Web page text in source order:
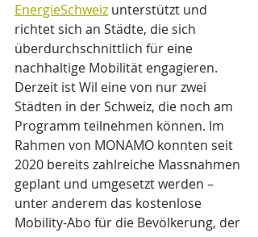
EnergieSchweiz unterstützt und
richtet sich an Städte, die sich
überdurchschnittlich für eine
nachhaltige Mobilität engagieren.
Derzeit ist Wil eine von nur zwei
Städten in der Schweiz, die noch am
Programm teilnehmen können. Im
Rahmen von MONAMO konnten seit
2020 bereits zahlreiche Massnahmen
geplant und umgesetzt werden –
unter anderem das kostenlose
Mobility-Abo für die Bevölkerung, der